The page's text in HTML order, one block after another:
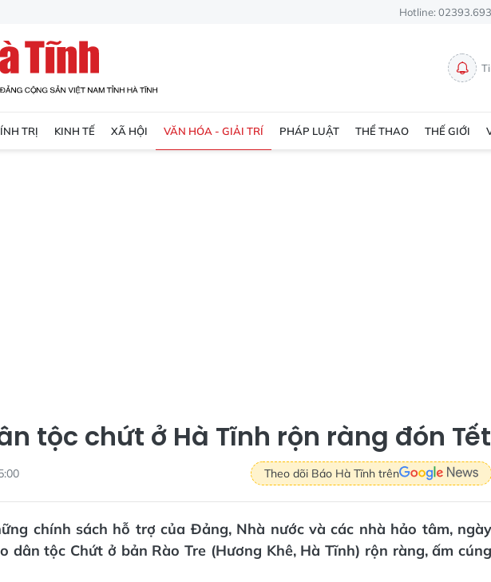
Hotline:
TRỊ KINH TẾ XÃ HỘI VĂN HÓA - GIẢI TRÍ PHÁP LUẬT THỂ THAO THẾ GIỚI
tộc chứt ở Hà Tĩnh rộn ràng đón Tết
Theo dõi Báo Hà Tĩnh trên
chính sách hỗ trợ của Đảng, Nhà nước và các nhà hảo tâm, ngày
dân tộc Chứt ở bản Rào Tre (Hương Khê, Hà Tĩnh) rộn ràng, ấm cúng